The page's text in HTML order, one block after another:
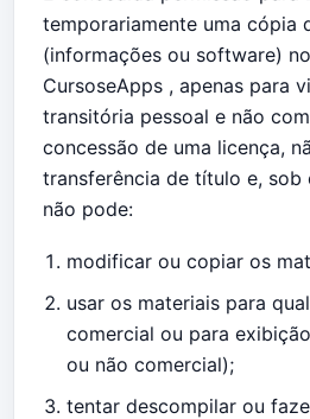
temporariamente uma cópia
(informações ou software)
CursoseApps , apenas para
transitória pessoal e não
concessão de uma licença,
transferência de título e, sob
não pode:
modificar ou copiar os
usar os materiais para
comercial ou para
ou não comercial);
tentar descompilar ou